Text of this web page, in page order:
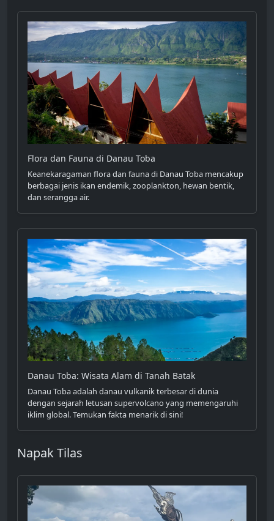
Flora dan Fauna di Danau Toba
Keanekaragaman flora dan fauna di Danau Toba mencakup
berbagai jenis ikan endemik, zooplankton, hewan bentik,
dan serangga air.
Danau Toba: Wisata Alam di Tanah Batak
Danau Toba adalah danau vulkanik terbesar di dunia
dengan sejarah letusan supervolcano yang memengaruhi
iklim global. Temukan fakta menarik di sini!
Napak Tilas